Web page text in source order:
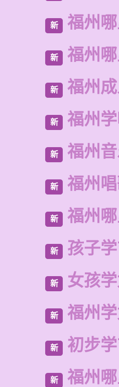
新 福州
新 福州
新 福州
新 福州
新 福州
新 福州
新 福州
新 孩子
新 女孩
新 福州
新 初步
新 福州